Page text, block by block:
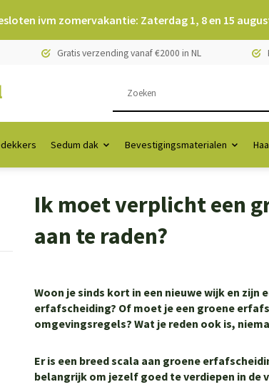
ivm zomervakantie: Zaterdag 1, 8 en 15
Gratis verzending vanaf €2000 in NL
Sedum dak Bevestigingsmaterialen
Ik moet verplicht een
aan te raden?
Woon je sinds kort in een nieuwe wijk en
erfafscheiding? Of moet je een groene
omgevingsregels? Wat je reden ook is,
Er is een breed scala aan groene
belangrijk om jezelf goed te verdiepen in de